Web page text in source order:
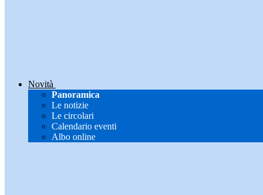
Novità
Panoramica
Le notizie
Le circolari
Calendario eventi
Albo online